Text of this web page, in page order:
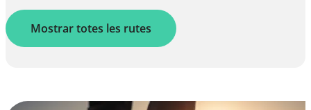
Mostrar totes les rutes